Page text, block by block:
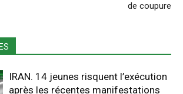
de coupure
IRAN. 14 jeunes risquent l’exécution
après les récentes manifestations